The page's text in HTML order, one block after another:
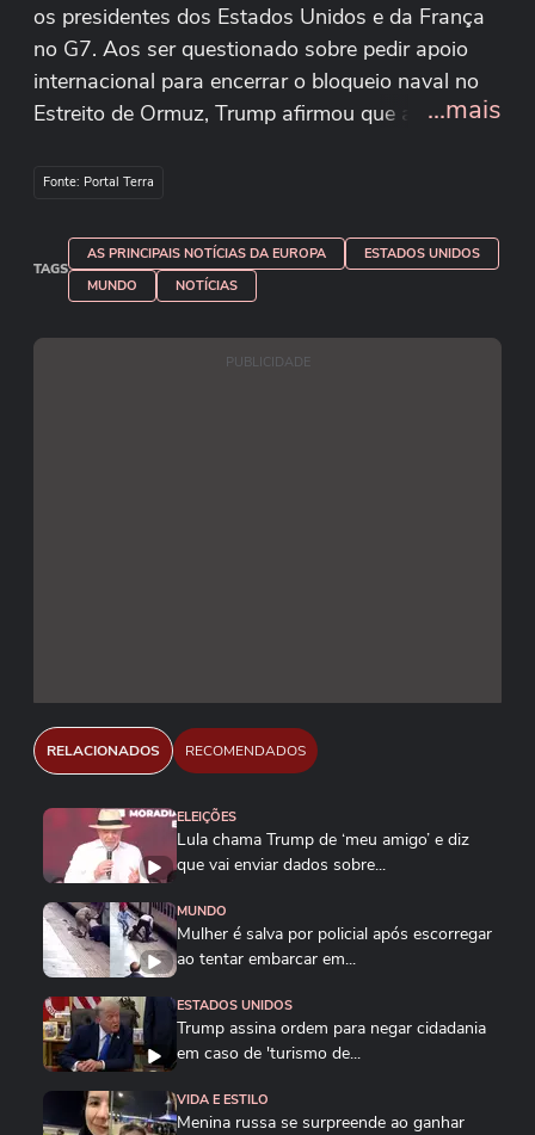
os presidentes dos Estados Unidos e da França
no G7. Aos ser questionado sobre pedir apoio
internacional para encerrar o bloqueio naval no
Estreito de Ormuz, Trump afirmou que a França
vamos precisar de muita ajuda, mas não é uma
França seria um ótimo país”, disse Trump a
Macron.
Reprodução/The White House/Youtube
...mais
Fonte: Portal Terra
TAGS
AS PRINCIPAIS NOTÍCIAS DA EUROPA
ESTADOS UNIDOS
MUNDO
NOTÍCIAS
PUBLICIDADE
RELACIONADOS RECOMENDADOS
ELEIÇÕES
Lula chama Trump de ‘meu amigo’ e diz
que vai enviar dados sobre...
MUNDO
Mulher é salva por policial após escorregar
ao tentar embarcar em...
ESTADOS UNIDOS
Trump assina ordem para negar cidadania
em caso de 'turismo de...
VIDA E ESTILO
Menina russa se surpreende ao ganhar